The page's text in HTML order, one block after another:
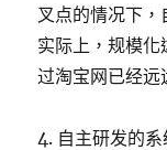
叉点的情况下，
实际上，规模
过淘宝网已经远
4. 自主研发的